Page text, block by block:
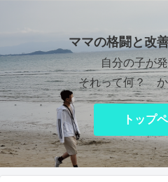
ママの格闘と改
自分の子が
それって何？ か
トップ